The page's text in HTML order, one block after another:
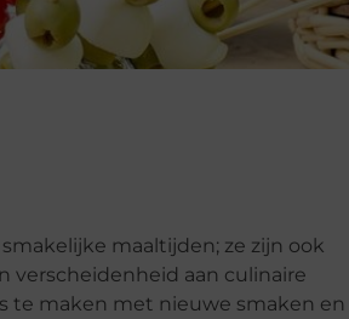
maaltijden; ze zijn ook
verscheidenheid aan culinaire
te maken met nieuwe smaken en